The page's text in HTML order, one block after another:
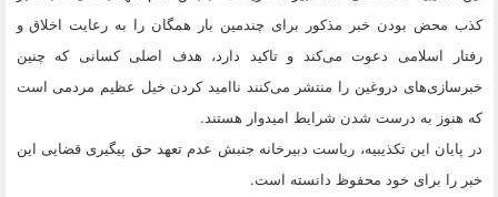
کذب محض بودن خبر مذکور برای چندمین بار همگان را به رعایت اخلاق و
رفتار اسلامی دعوت می‌کند و تاکید دارد، هدف اصلی کسانی که چنین
خبرسازی‌های دروغین را منتشر می‌کنند ناامید کردن خیل عظیم مردمی است
که هنوز به درست شدن شرایط امیدوار هستند.
در پایان این تکذیبیه، ریاست دبیرخانه جنبش عدم تعهد حق پیگیری قضایی این
خبر را برای خود محفوظ دانسته است.